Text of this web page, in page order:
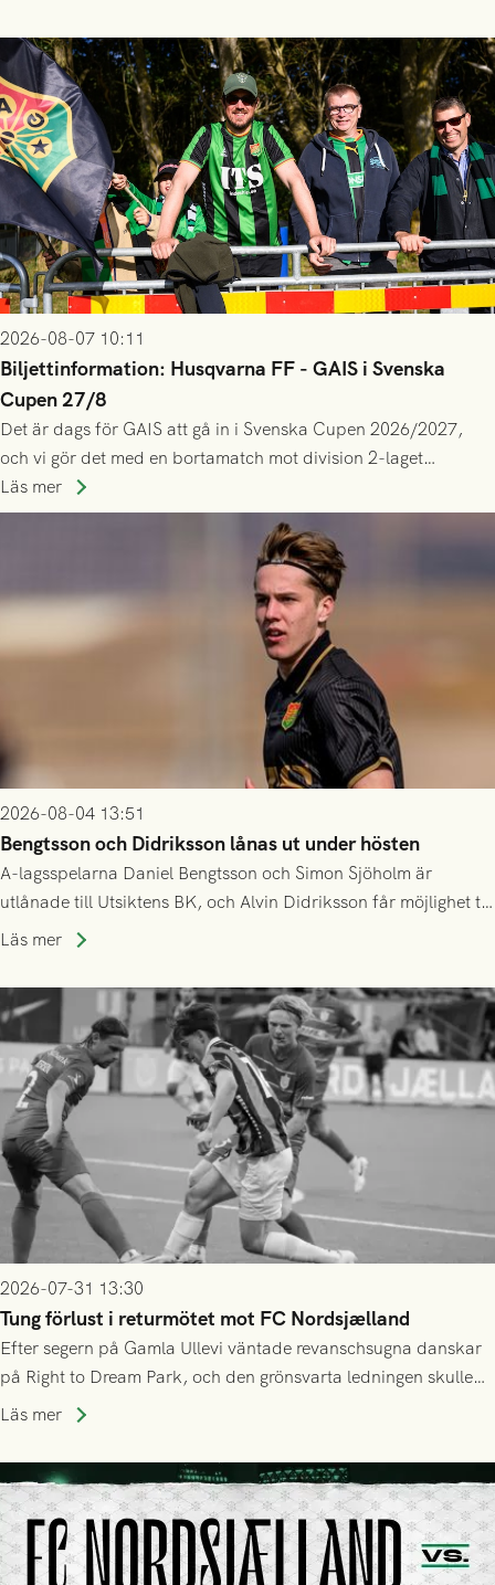
2026-08-07 10:11
Biljettinformation: Husqvarna FF - GAIS i Svenska
Cupen 27/8
Det är dags för GAIS att gå in i Svenska Cupen 2026/2027,
och vi gör det med en bortamatch mot division 2-laget
Husqvarna FF. Häng med och stötta grönsvart på plats!
Läs mer
2026-08-04 13:51
Bengtsson och Didriksson lånas ut under hösten
A-lagsspelarna Daniel Bengtsson och Simon Sjöholm är
utlånade till Utsiktens BK, och Alvin Didriksson får möjlighet till
speltid i Hestrafors genom föreningssamarbete.
Läs mer
2026-07-31 13:30
Tung förlust i returmötet mot FC Nordsjælland
Efter segern på Gamla Ullevi väntade revanschsugna danskar
på Right to Dream Park, och den grönsvarta ledningen skulle
upphöra efter mindre än kvarten spelad. På lika mark visade
tennissiffror och det grönsvarta europaäventyret tog slut.
Läs mer